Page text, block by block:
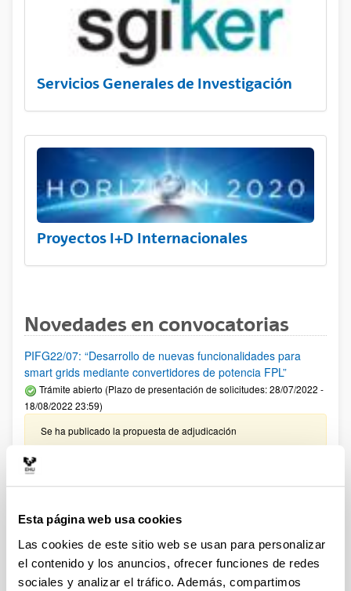
Esta página web usa cookies
Las cookies de este sitio web se usan para personalizar
el contenido y los anuncios, ofrecer funciones de redes
sociales y analizar el tráfico. Además, compartimos
Servicios Generales de Investigación
Proyectos I+D Internacionales
Novedades en convocatorias
PIFG22/07: “Desarrollo de nuevas funcionalidades para
smart grids mediante convertidores de potencia FPL”
Trámite abierto (Plazo de presentación de solicitudes: 28/07/2022 -
18/08/2022 23:59)
Se ha publicado la propuesta de adjudicación
PIFG22/04: “Síntesis y caracterización de microcápsulas
poliméricas biodegradables”
10/08/2022 23:59)
Se ha publicado la propuesta de adjudicación
PIFG22/09: “Diseño e implementación de sistemas de